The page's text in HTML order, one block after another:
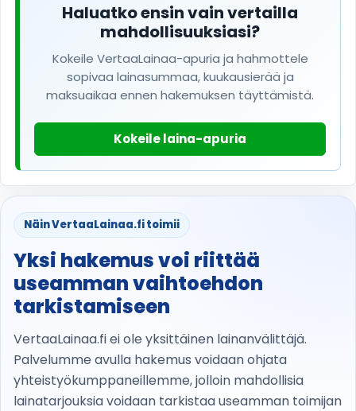
Haluatko ensin vain vertailla
mahdollisuuksiasi?
Kokeile VertaaLainaa-apuria ja hahmottele
sopivaa lainasummaa, kuukausierää ja
maksuaikaa ennen hakemuksen täyttämistä.
Kokeile laina-apuria
Näin VertaaLainaa.fi toimii
Yksi hakemus voi riittää
useamman vaihtoehdon
tarkistamiseen
VertaaLainaa.fi ei ole yksittäinen lainanvälittäjä.
Palvelumme avulla hakemus voidaan ohjata
yhteistyökumppaneillemme, jolloin mahdollisia
lainatarjouksia voidaan tarkistaa useamman toimijan